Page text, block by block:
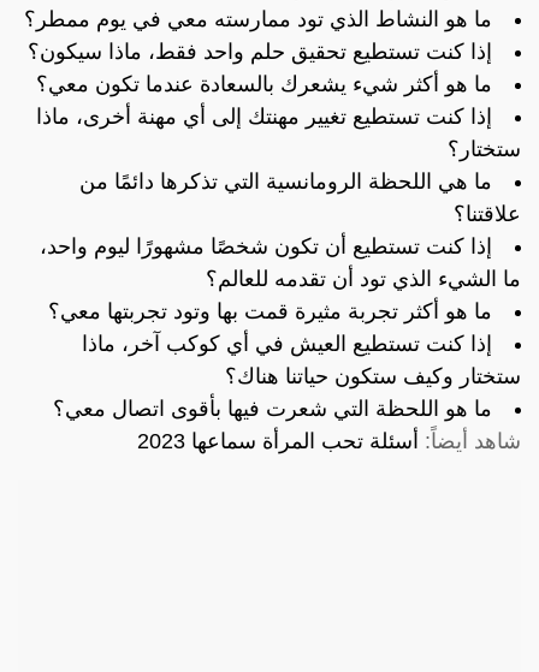
ما هو النشاط الذي تود ممارسته معي في يوم ممطر؟
إذا كنت تستطيع تحقيق حلم واحد فقط، ماذا سيكون؟
ما هو أكثر شيء يشعرك بالسعادة عندما تكون معي؟
إذا كنت تستطيع تغيير مهنتك إلى أي مهنة أخرى، ماذا
ستختار؟
ما هي اللحظة الرومانسية التي تذكرها دائمًا من
علاقتنا؟
إذا كنت تستطيع أن تكون شخصًا مشهورًا ليوم واحد،
ما الشيء الذي تود أن تقدمه للعالم؟
ما هو أكثر تجربة مثيرة قمت بها وتود تجربتها معي؟
إذا كنت تستطيع العيش في أي كوكب آخر، ماذا
ستختار وكيف ستكون حياتنا هناك؟
ما هو اللحظة التي شعرت فيها بأقوى اتصال معي؟
شاهد أيضاً: أسئلة تحب المرأة سماعها 2023